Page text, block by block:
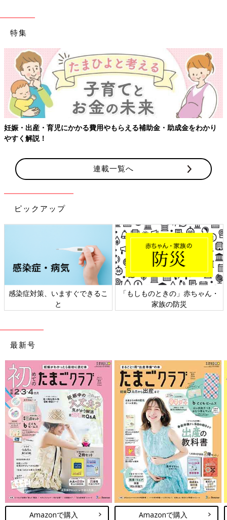
特集
妊娠・出産・育児にかかる費用やもらえる補助金・助成金をわかり
やすく解説！
連載一覧へ
ピックアップ
感染症対策、いますぐできるこ
と
「もしものときの」赤ちゃん・
家族の防災
最新号
Amazonで購入 Amazonで購入